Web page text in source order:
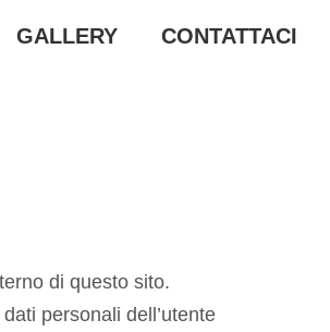
GALLERY CONTATTACI
di questo sito.
personali dell’utente